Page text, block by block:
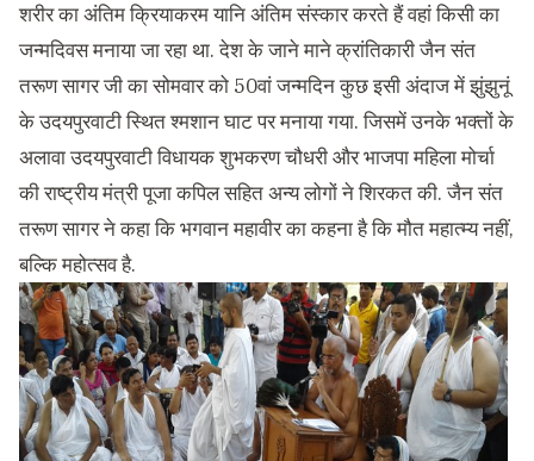
शरीर का अंतिम क्रियाकरम यानि अंतिम संस्कार करते हैं वहां किसी का
जन्मदिवस मनाया जा रहा था. देश के जाने माने क्रांतिकारी जैन संत
तरूण सागर जी का सोमवार को 50वां जन्मदिन कुछ इसी अंदाज में झुंझुनूं
के उदयपुरवाटी स्थित श्मशान घाट पर मनाया गया. जिसमें उनके भक्तों के
अलावा उदयपुरवाटी विधायक शुभकरण चौधरी और भाजपा महिला मोर्चा
की राष्ट्रीय मंत्री पूजा कपिल सहित अन्य लोगों ने शिरकत की. जैन संत
तरूण सागर ने कहा कि भगवान महावीर का कहना है कि मौत महात्म्य नहीं,
बल्कि महोत्सव है.